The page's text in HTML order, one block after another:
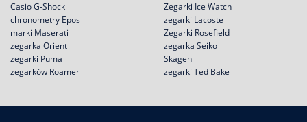
Casio G-Shock
chronometry Epos
Zegarki Ice Watch
zegarki Lacoste
marki Maserati
zegarka Orient
zegarki Puma
zegarków Roamer
Zegarki Rosefield
zegarka Seiko
Skagen
zegarki Ted Bake